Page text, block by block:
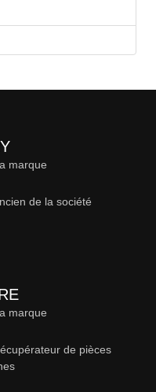
marque
de la société
marque
de pièces